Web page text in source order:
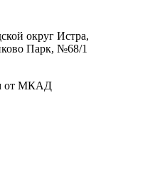
округ Истра,
Парк, №68/1
от МКАД